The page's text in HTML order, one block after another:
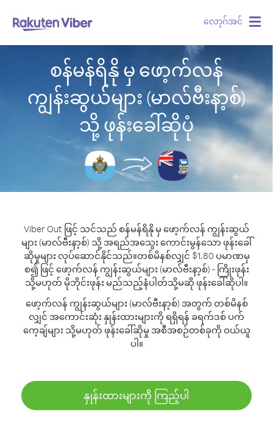
လော့ဂ်အင်
စန်မန်ရိနို မှ ဖော့က်လန်
ကျွန်းဆွယ်များ (မာလ်ဗီးနာ့စ်)
သို့ ဖုန်းခေါ်ဆိုပုံ
Viber Out ဖြင့် သင်သည် စန်မန်ရိနို မှ ဖော့က်လန် ကျွန်းဆွယ်
များ (မာလ်ဗီးနာ့စ်) သို့ အရည်အသွေး ကောင်းမွန်သော ဖုန်းခေါ်
ဆိုမှုများ လုပ်ဆောင်နိုင်သည်။တစ်မိနစ်လျှင် $1.80 ပမာဏမှ
စ၍ ဖြင့် ဖော့က်လန် ကျွန်းဆွယ်များ (မာလ်ဗီးနာ့စ်) - ကြိုးဖုန်း
သို့မဟုတ် မိုဘိုင်းဖုန်း မည်သည့်နံပါတ်သို့မဆို ဖုန်းခေါ်ဆိုပါ။
ဖော့က်လန် ကျွန်းဆွယ်များ (မာလ်ဗီးနာ့စ်) အတွက် တစ်မိနစ်
လျှင် အကောင်းဆုံး နှုန်းထားများကို ရရှိရန် ခရက်ဒစ် ပက်
ကေ့ချ်များ သို့မဟုတ် ဖုန်းခေါ်ဆိုမှု အစီအစဉ်တစ်ခုကို ဝယ်ယူ
ပါ။
နှုန်းထားများကို ကြည့်ပါ